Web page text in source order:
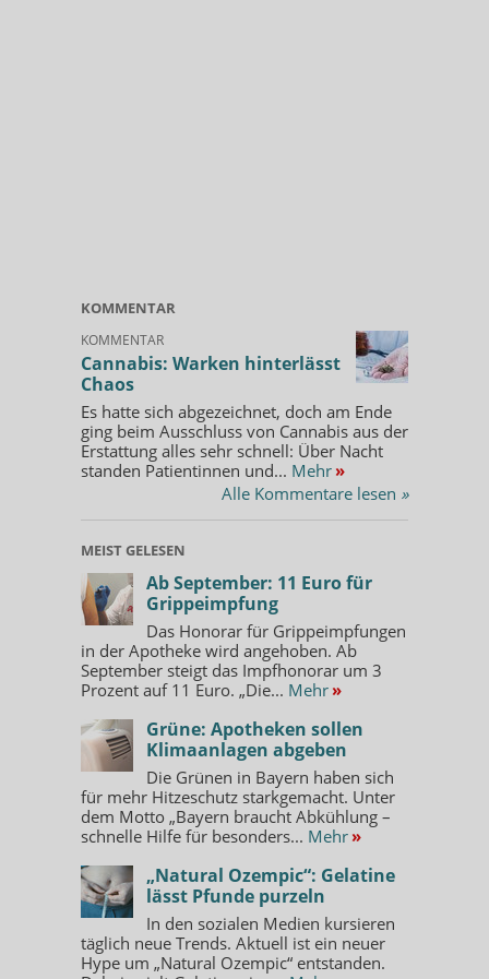
KOMMENTAR
KOMMENTAR
Cannabis: Warken hinterlässt
Chaos
Es hatte sich abgezeichnet, doch am Ende
ging beim Ausschluss von Cannabis aus der
Erstattung alles sehr schnell: Über Nacht
standen Patientinnen und... Mehr »
Alle Kommentare lesen »
MEIST GELESEN
Ab September: 11 Euro für
Grippeimpfung
Das Honorar für Grippeimpfungen
in der Apotheke wird angehoben. Ab
September steigt das Impfhonorar um 3
Prozent auf 11 Euro. „Die... Mehr »
Grüne: Apotheken sollen
Klimaanlagen abgeben
Die Grünen in Bayern haben sich
für mehr Hitzeschutz starkgemacht. Unter
dem Motto „Bayern braucht Abkühlung –
schnelle Hilfe für besonders... Mehr »
„Natural Ozempic“: Gelatine
lässt Pfunde purzeln
In den sozialen Medien kursieren
täglich neue Trends. Aktuell ist ein neuer
Hype um „Natural Ozempic“ entstanden.